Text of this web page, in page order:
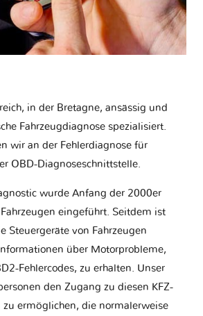
in der Bretagne, ansässig und
Fahrzeugdiagnose spezialisiert.
wir an der Fehlerdiagnose für
OBD-Diagnoseschnittstelle.
wurde Anfang der 2000er
eingeführt. Seitdem ist
Steuergeräte von Fahrzeugen
über Motorprobleme,
Fehlercodes, zu erhalten. Unser
den Zugang zu diesen KFZ-
zu ermöglichen, die normalerweise